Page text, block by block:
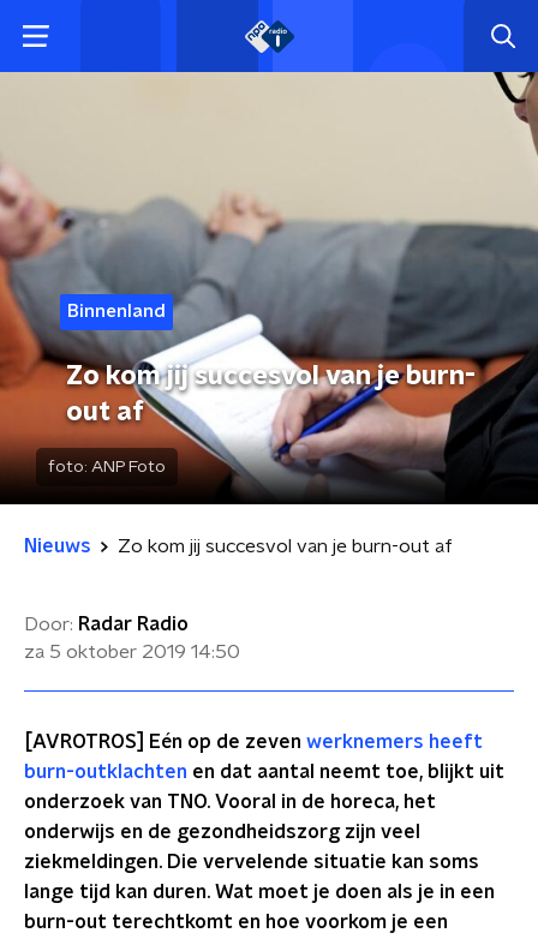
Binnenland
Zo kom jij succesvol van je burn-
out af
foto: ANP Foto
Nieuws Zo kom jij succesvol van je burn-out af
Door: Radar Radio
za 5 oktober 2019 14:50
[AVROTROS] Eén op de zeven werknemers heeft
burn-outklachten en dat aantal neemt toe, blijkt uit
onderzoek van TNO. Vooral in de horeca, het
onderwijs en de gezondheidszorg zijn veel
ziekmeldingen. Die vervelende situatie kan soms
lange tijd kan duren. Wat moet je doen als je in een
burn-out terechtkomt en hoe voorkom je een